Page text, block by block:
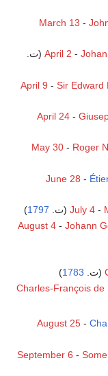
March 13 -
April 2 -
April 9 - Sir Edward
April 24-
May 30- Roger
June 28 -
July 4-
1797
)
August 4- Johann
1783
)
Charles-François
August 25-
September 6 -